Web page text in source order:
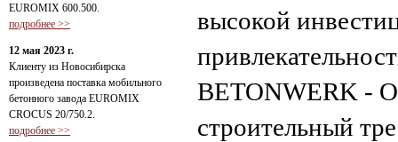
EUROMIX 600.500.
подробнее >>
12 мая 2023 г.
Клиенту из Новосибирска
произведена поставка мобильного
бетонного завода EUROMIX
CROCUS 20/750.2.
подробнее >>
высокой
BETONWERK -
строительный